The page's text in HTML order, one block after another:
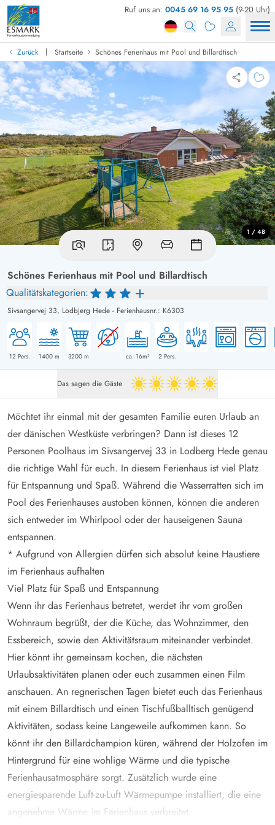
Ruf uns an: 0045 69 16 95 95 (9-20 Uhr)
Zurück | Startseite Schönes Ferienhaus mit Pool und Billardtisch
Schönes Ferienhaus mit Pool und Billardtisch
Qualitätskategorien:
Sivsangervej 33, Lodbjerg Hede - Ferienhausnr.: K6303
12 Pers. 1400 m 3200 m ca. 16m² 2 Pers.
1 / 48
Das sagen die Gäste 5 von 5
Möchtet ihr einmal mit der gesamten Familie euren Urlaub an
der dänischen Westküste verbringen? Dann ist dieses 12
Personen Poolhaus im Sivsangervej 33 in Lodberg Hede genau
die richtige Wahl für euch. In diesem Ferienhaus ist viel Platz
für Entspannung und Spaß. Während die Wasserratten sich im
Pool des Ferienhauses austoben können, können die anderen
sich entweder im Whirlpool oder der hauseigenen Sauna
entspannen.
* Aufgrund von Allergien dürfen sich absolut keine Haustiere
im Ferienhaus aufhalten
Viel Platz für Spaß und Entspannung
Wenn ihr das Ferienhaus betretet, werdet ihr vom großen
Wohnraum begrüßt, der die Küche, das Wohnzimmer, den
Essbereich, sowie den Aktivitätsraum miteinander verbindet.
Hier könnt ihr gemeinsam kochen, die nächsten
Urlaubsaktivitäten planen oder euch zusammen einen Film
anschauen. An regnerischen Tagen bietet euch das Ferienhaus
mit einem Billardtisch und einen Tischfußballtisch genügend
Aktivitäten, sodass keine Langeweile aufkommen kann. So
könnt ihr den Billardchampion küren, während der Holzofen im
Hintergrund für eine wohlige Wärme und die typische
Ferienhausatmosphäre sorgt. Zusätzlich wurde eine
energiesparende Luft-zu-Luft Wärmepumpe installiert, die eine
angenehme Wärme im Ferienhaus verbreitet.